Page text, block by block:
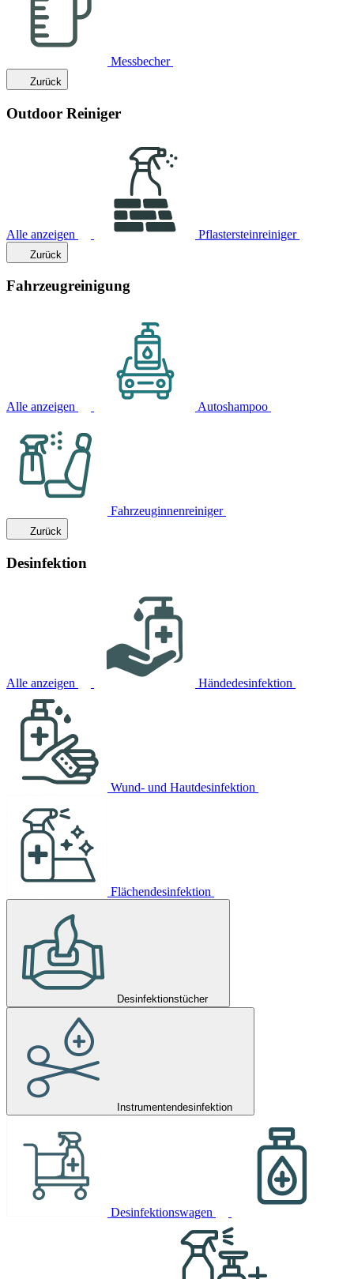
Messbecher
Zurück
Outdoor Reiniger
Alle anzeigen Pflastersteinreiniger
Zurück
Fahrzeugreinigung
Alle anzeigen Autoshampoo
Fahrzeuginnenreiniger
Zurück
Desinfektion
Alle anzeigen Händedesinfektion
Wund- und Hautdesinfektion
Flächendesinfektion
Desinfektionstücher
Instrumentendesinfektion
Desinfektionswagen